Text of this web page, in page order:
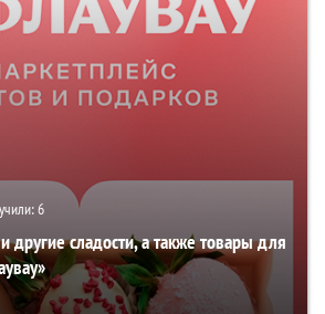
6
сладости, а также товары для